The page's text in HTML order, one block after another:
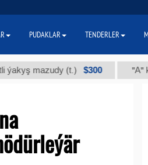
mazudy (t.) $300 "А"
PUDAKLAR TENDERLER